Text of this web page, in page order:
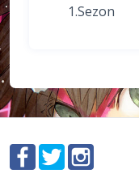
1.Sezon